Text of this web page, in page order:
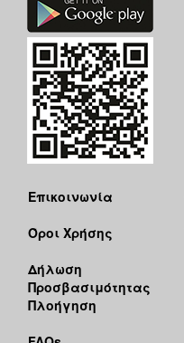
Επικοινωνία
Όροι Χρήσης
Δήλωση
Προσβασιμότητας
Πλοήγηση